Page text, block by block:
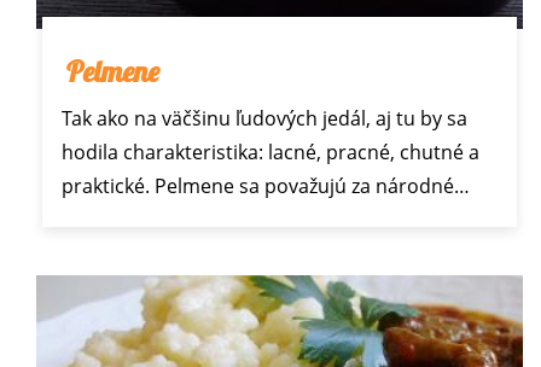
Pelmene
Tak ako na väčšinu ľudových jedál, aj tu by sa
hodila charakteristika: lacné, pracné, chutné a
praktické. Pelmene sa považujú za národné…